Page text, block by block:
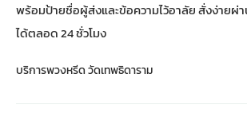
พร้อมป้ายชื่อผู้ส่งและข้อความไว้อาลัย สั่งง่ายผ่า
ได้ตลอด 24 ชั่วโมง
บริการพวงหรีด วัดเทพธิดาราม